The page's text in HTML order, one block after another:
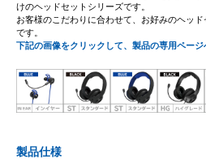
けのヘッドセットシリーズです。
お客様のこだわりに合わせて、お好みのヘッ
です。
下記の画像をクリックして、製品の専用ページ
製品仕様